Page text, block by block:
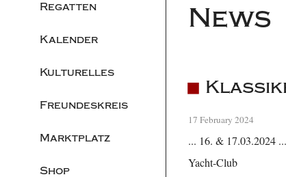
Regatten
Kalender
Kulturelles
Freundeskreis
Marktplatz
Shop
News
17 February 2024
... 16. & 17.03.2024
Yacht-Club